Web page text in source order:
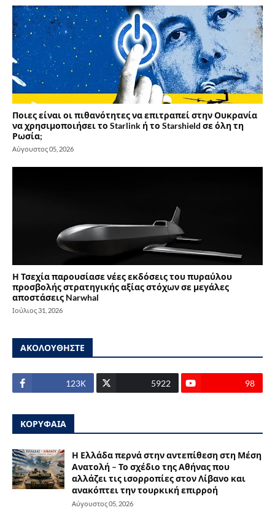
Ποιες είναι οι πιθανότητες να επιτραπεί στην Ουκρανία
να χρησιμοποιήσει το Starlink ή το Starshield σε όλη τη
Ρωσία;
Αύγουστος 05, 2026
Η Τσεχία παρουσίασε νέες εκδόσεις του πυραύλου
προσβολής στρατηγικής αξίας στόχων σε μεγάλες
αποστάσεις Narwhal
Ιούλιος 31, 2026
ΑΚΟΛΟΥΘΗΣΤΕ
123Κ 5922 98
ΚΟΡΥΦΑΙΑ
Η Ελλάδα περνά στην αντεπίθεση στη Μέση
Ανατολή – Το σχέδιο της Αθήνας που
αλλάζει τις ισορροπίες στον Λίβανο και
ανακόπτει την τουρκική επιρροή
Αύγουστος 05, 2026